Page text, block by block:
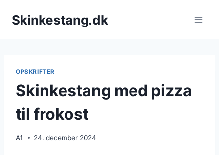
Skinkestang.dk
OPSKRIFTER
Skinkestang med pizza
til frokost
Af 24. december 2024